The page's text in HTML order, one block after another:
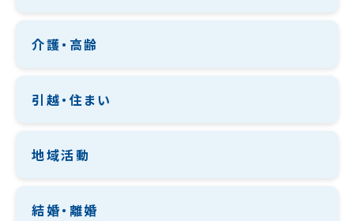
介護・高齢
引越・住まい
地域活動
結婚・離婚